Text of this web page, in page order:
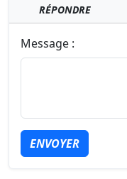
RÉPONDRE
Message :
ENVOYER